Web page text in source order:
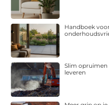
Handboek
Slim
leveren